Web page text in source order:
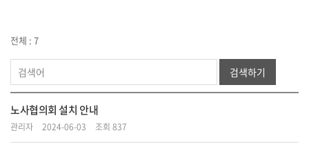
전체 : 7
검색하기
노사협의회 설치 안내
관리자 2024-06-03 조회 837